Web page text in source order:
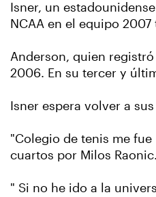
Isner, un
NCAA en el equipo
Anderson, quien
2006. En su tercer y
Isner espera volver a
"Colegio de tenis me
cuartos por Milos Raonic.
" Si no he ido a la